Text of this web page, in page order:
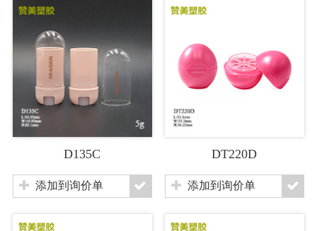
D135C
添加到询价单
DT220D
添加到询价单